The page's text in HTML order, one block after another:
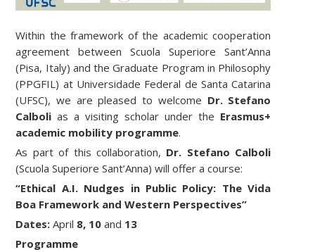
Within the framework of the academic cooperation
agreement between Scuola Superiore Sant’Anna
(Pisa, Italy) and the Graduate Program in Philosophy
(PPGFIL) at Universidade Federal de Santa Catarina
(UFSC), we are pleased to welcome Dr. Stefano
Calboli as a visiting scholar under the Erasmus+
academic mobility programme.
As part of this collaboration, Dr. Stefano Calboli
(Scuola Superiore Sant’Anna) will offer a course:
“Ethical A.I. Nudges in Public Policy: The Vida
Boa Framework and Western Perspectives”
Dates: April 8, 10and 13
Programme